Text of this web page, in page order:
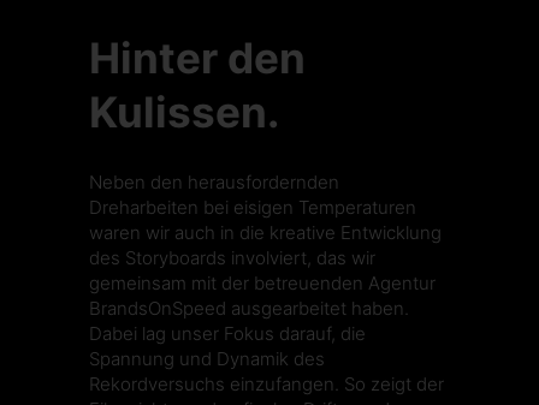
Hinter den
Kulissen.
Neben den herausfordernden
Dreharbeiten bei eisigen Temperaturen
waren wir auch in die kreative Entwicklung
des Storyboards involviert, das wir
gemeinsam mit der betreuenden Agentur
BrandsOnSpeed ausgearbeitet haben.
Dabei lag unser Fokus darauf, die
Spannung und Dynamik des
Rekordversuchs einzufangen. So zeigt der